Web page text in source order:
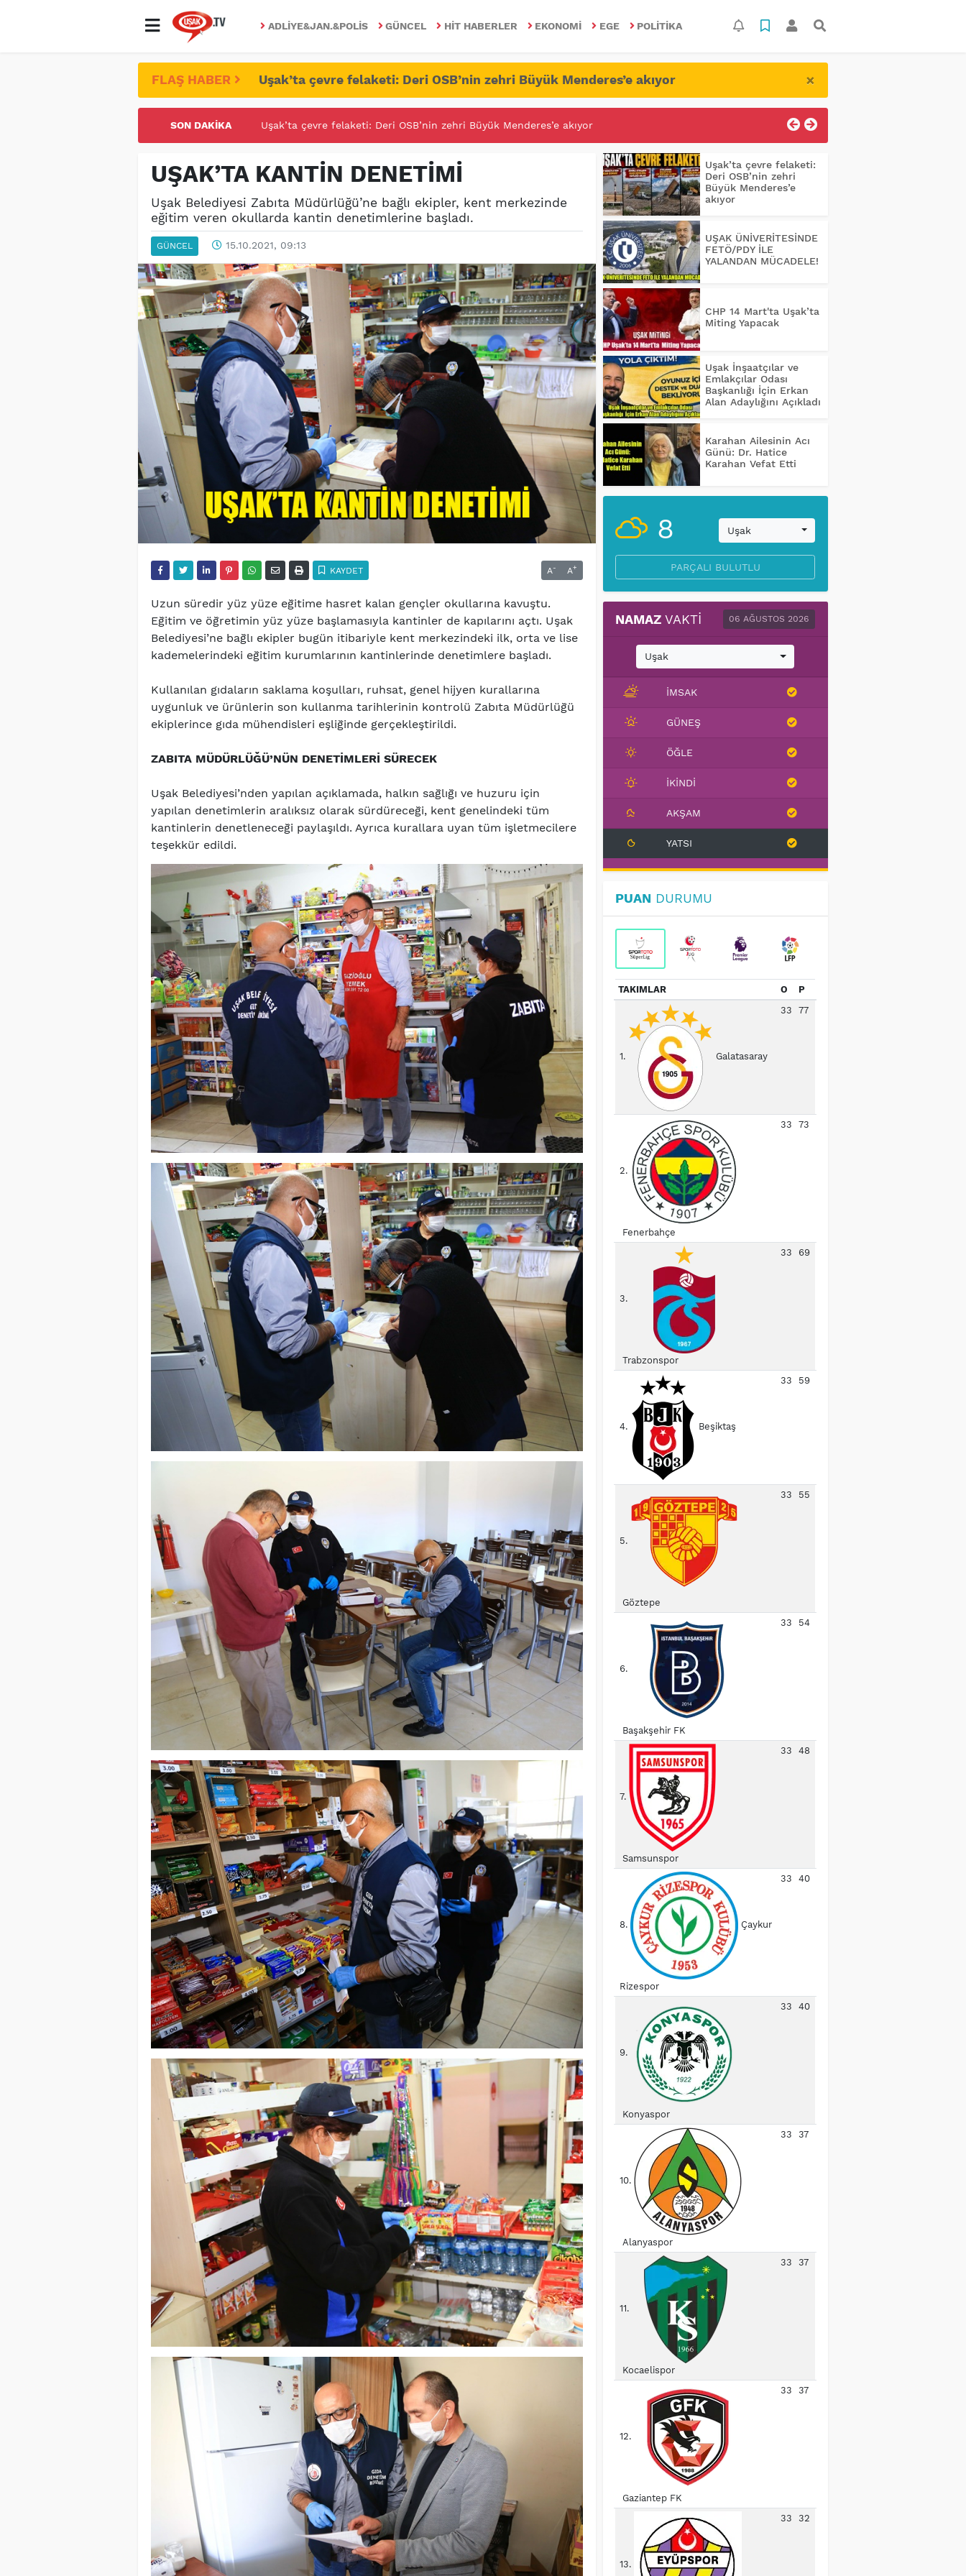
ADLIYE&JAN.&POLIS GÜNCEL HIT HABERLER EKONOMI EGE POLITIKA
FLAŞ HABER Uşak’ta çevre felaketi: Deri OSB’nin zehri Büyük Menderes’e akıyor ×
SON DAKIKA UŞAK ÜNİVERİTESİNDE FETÖ/PDY İLE YALANDAN MÜCADELE!
UŞAK’TA KANTİN DENETİMİ
Uşak Belediyesi Zabıta Müdürlüğü’ne bağlı ekipler, kent merkezinde
eğitim veren okullarda kantin denetimlerine başladı.
GÜNCEL 15.10.2021, 09:13
KAYDET A- A+
Uzun süredir yüz yüze eğitime hasret kalan gençler okullarına kavuştu.
Eğitim ve öğretimin yüz yüze başlamasıyla kantinler de kapılarını açtı. Uşak
Belediyesi’ne bağlı ekipler bugün itibariyle kent merkezindeki ilk, orta ve lise
kademelerindeki eğitim kurumlarının kantinlerinde denetimlere başladı.
Kullanılan gıdaların saklama koşulları, ruhsat, genel hijyen kurallarına
uygunluk ve ürünlerin son kullanma tarihlerinin kontrolü Zabıta Müdürlüğü
ekiplerince gıda mühendisleri eşliğinde gerçekleştirildi.
ZABITA MÜDÜRLÜĞÜ’NÜN DENETİMLERİ SÜRECEK
Uşak Belediyesi’nden yapılan açıklamada, halkın sağlığı ve huzuru için
yapılan denetimlerin aralıksız olarak sürdüreceği, kent genelindeki tüm
kantinlerin denetleneceği paylaşıldı. Ayrıca kurallara uyan tüm işletmecilere
teşekkür edildi.
Uşak’ta çevre felaketi:
Deri OSB’nin zehri
Büyük Menderes’e
akıyor
UŞAK ÜNİVERİTESİNDE
FETÖ/PDY İLE
YALANDAN MÜCADELE!
CHP 14 Mart'ta Uşak’ta
Miting Yapacak
Uşak İnşaatçılar ve
Emlakçılar Odası
Başkanlığı İçin Erkan
Alan Adaylığını Açıkladı
Karahan Ailesinin Acı
Günü: Dr. Hatice
Karahan Vefat Etti
8 Uşak
PARÇALI BULUTLU
NAMAZ VAKTI 06 AĞUSTOS 2026
Uşak
İMSAK
GÜNEŞ
ÖĞLE
İKINDI
AKŞAM
YATSI
PUAN DURUMU
TAKIMLAR O P
1. Galatasaray
33 77
2.
Fenerbahçe
33 73
3.
Trabzonspor
33 69
4. Beşiktaş
33 59
5.
Göztepe
33 55
6.
Başakşehir FK
33 54
7.
Samsunspor
33 48
8. Çaykur
Rizespor
33 40
9.
Konyaspor
33 40
10.
Alanyaspor
33 37
11.
Kocaelispor
33 37
12.
Gaziantep FK
33 37
13.
33 32